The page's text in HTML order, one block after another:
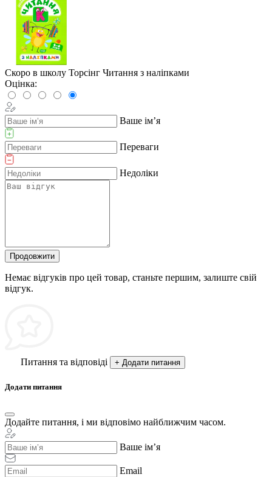
Скоро в школу Торсінг Читання з наліпками
Оцінка:
Ваше ім’я
Переваги
Недоліки
Продовжити
Немає відгуків про цей товар, станьте першим, залиште свій
відгук.
Питання та відповіді + Додати питання
Додати питання
Додайте питання, і ми відповімо найближчим часом.
Ваше ім’я
Email